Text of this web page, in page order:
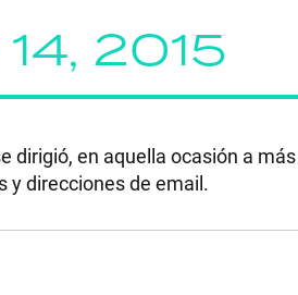
2015
dirigió, en aquella ocasión a
y direcciones de email.